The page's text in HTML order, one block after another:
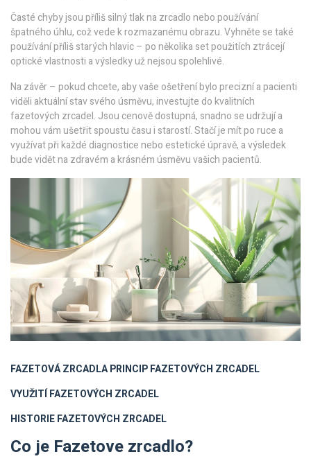
Časté chyby jsou příliš silný tlak na zrcadlo nebo používání
špatného úhlu, což vede k rozmazanému obrazu. Vyhněte se také
používání příliš starých hlavic – po několika set použitích ztrácejí
optické vlastnosti a výsledky už nejsou spolehlivé.
Na závěr – pokud chcete, aby vaše ošetření bylo precizní a pacienti
viděli aktuální stav svého úsměvu, investujte do kvalitních
fazetových zrcadel. Jsou cenově dostupná, snadno se udržují a
mohou vám ušetřit spoustu času i starostí. Stačí je mít po ruce a
využívat při každé diagnostice nebo estetické úpravě, a výsledek
bude vidět na zdravém a krásném úsměvu vašich pacientů.
FAZETOVÁ ZRCADLAPRINCIP FAZETOVÝCH ZRCADEL
VYUŽITÍ FAZETOVÝCH ZRCADEL
HISTORIE FAZETOVÝCH ZRCADEL
Co je Fazetove zrcadlo?